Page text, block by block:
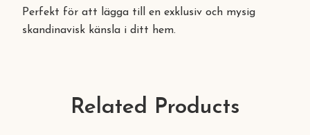
Perfekt för att lägga till en exklusiv och mysig
skandinavisk känsla i ditt hem.
Related Products